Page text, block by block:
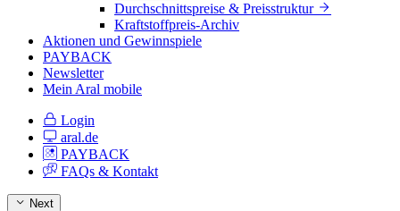
Durchschnittspreise & Preisstruktur
Kraftstoffpreis-Archiv
Aktionen und Gewinnspiele
PAYBACK
Newsletter
Mein Aral mobile
Login
aral.de
PAYBACK
FAQs & Kontakt
Next